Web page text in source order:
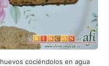
cociéndolos en agua